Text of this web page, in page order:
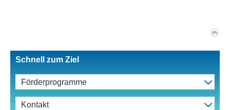
Schnell zum Ziel
Förderprogramme
Kontakt